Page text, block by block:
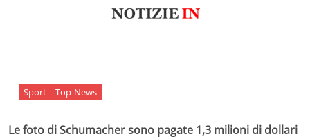
Sport Top-News
Le foto di Schumacher sono pagate 1,3 milioni di dollari